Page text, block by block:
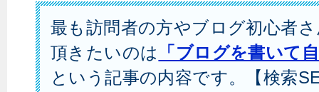
最も訪問者の方やブログ初心者
頂きたいのは
「ブログを書いて
という記事の内容です。【検索